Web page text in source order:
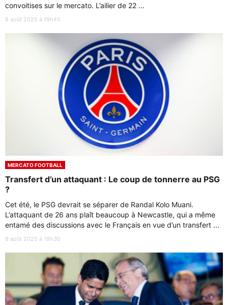
convoitises sur le mercato. L’ailier de 22 ...
8 août 2025 à 19h45
MERCATO FOOTBALL
Transfert d’un attaquant : Le coup de tonnerre au PSG
?
Cet été, le PSG devrait se séparer de Randal Kolo Muani.
L’attaquant de 26 ans plaît beaucoup à Newcastle, qui a même
entamé des discussions avec le Français en vue d’un transfert ...
8 août 2025 à 19h30